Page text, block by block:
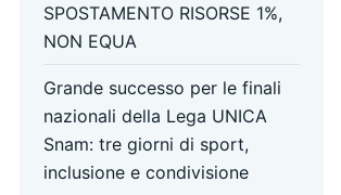
SPOSTAMENTO RISORSE 1%,
NON EQUA
Grande successo per le finali
nazionali della Lega UNICA
Snam: tre giorni di sport,
inclusione e condivisione